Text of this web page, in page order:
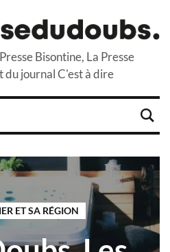
Bisontine, La Presse
du journal C'est à dire
ET SA RÉGION